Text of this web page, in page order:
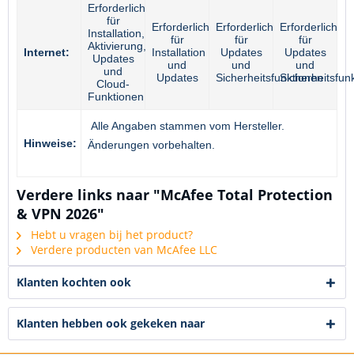
Internet:
Erforderlich
für
Installation,
Aktivierung,
Updates
und
Cloud-
Funktionen
Erforderlich
für
Installation
und
Updates
Erforderlich
für
Updates
und
Sicherheitsfunktionen
Erforderlich
für
Updates
und
Hinweise:
Alle Angaben stammen vom Hersteller.
Änderungen vorbehalten.
Verdere links naar "McAfee Total Protection
& VPN 2026"
Hebt u vragen bij het product?
Verdere producten van McAfee LLC
Klanten kochten ook
Klanten hebben ook gekeken naar